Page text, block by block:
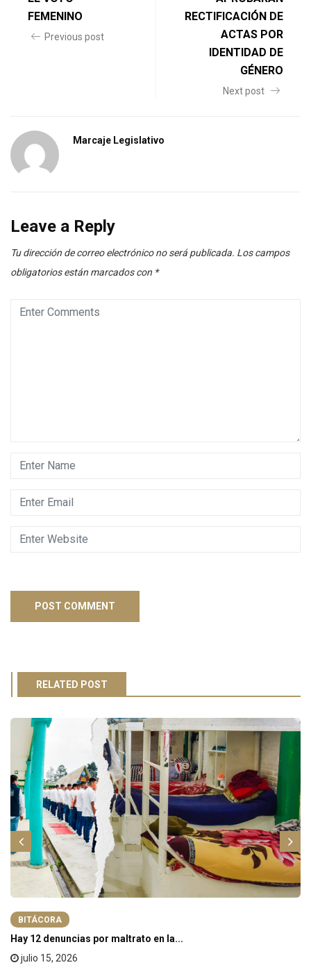
FEMENINO
Previous post
RECTIFICACIÓN DE
ACTAS POR
IDENTIDAD DE
GÉNERO
Next post
Marcaje Legislativo
Leave a Reply
Tu dirección de correo electrónico no será publicada. Los campos
obligatorios están marcados con *
RELATED POST
BITÁCORA
Hay 12 denuncias por maltrato en la...
julio 15, 2026